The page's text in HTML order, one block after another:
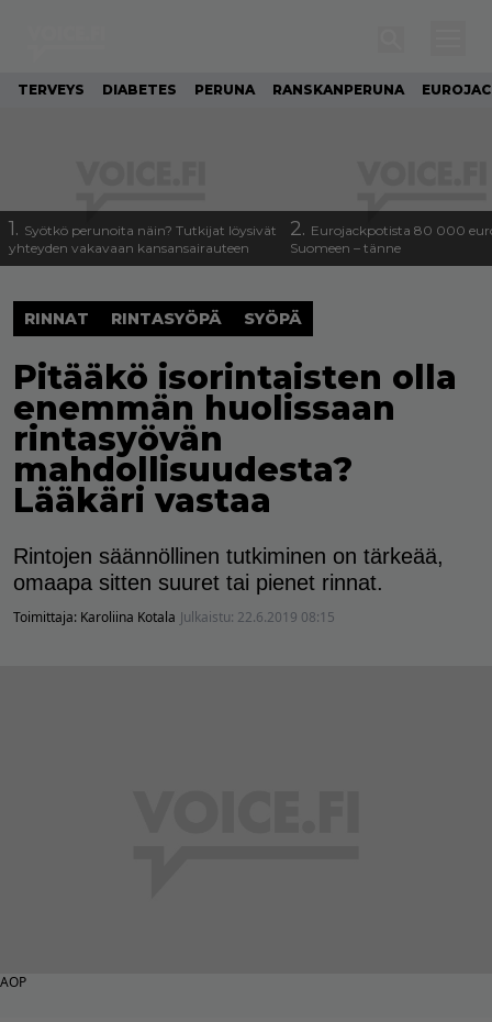
TERVEYS DIABETES PERUNA RANSKANPERUNA
1. Syötkö perunoita näin? Tutkijat löysivät
yhteyden vakavaan kansansairauteen
2. Eurojackpotista 80 000
Suomeen – tänne
RINNAT RINTASYÖPÄ SYÖPÄ
Pitääkö isorintaisten olla
enemmän huolissaan
rintasyövän
mahdollisuudesta?
Lääkäri vastaa
Rintojen säännöllinen tutkiminen on tärkeää,
omaapa sitten suuret tai pienet rinnat.
Toimittaja: Karoliina Kotala Julkaistu: 22.6.2019 08:15
AOP